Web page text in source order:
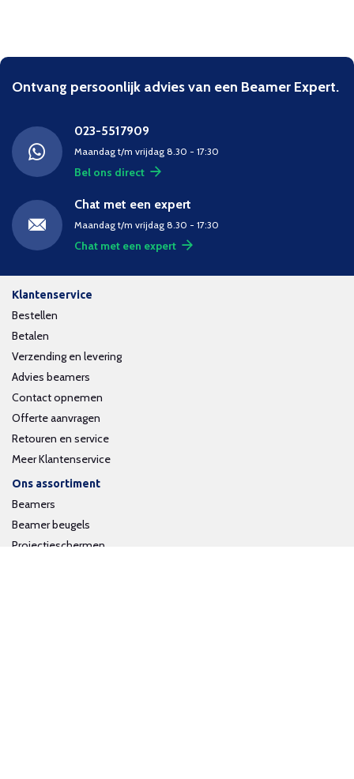
Ontvang persoonlijk advies van een Beamer Expert.
023-5517909
Maandag t/m vrijdag 8.30 - 17:30
Bel ons direct
Chat met een expert
Maandag t/m vrijdag 8.30 - 17:30
Chat met een expert
Klantenservice
Bestellen
Betalen
Verzending en levering
Advies beamers
Contact opnemen
Offerte aanvragen
Retouren en service
Meer Klantenservice
Ons assortiment
Beamers
Beamer beugels
Projectieschermen